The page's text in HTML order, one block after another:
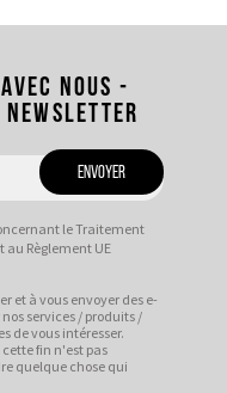
nous -
newsletter
le Traitement
au Règlement UE
et à vous envoyer des e-
services / produits /
de vous intéresser.
fin n'est pas
quelque chose qui